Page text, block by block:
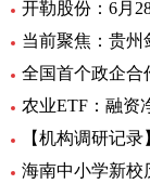
当前聚焦：贵州
全国首个政企合
【机构调研记